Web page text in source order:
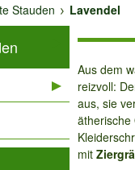
Stauden Lavendel
Aus dem
reizvoll:
aus, sie
ätherische
mit